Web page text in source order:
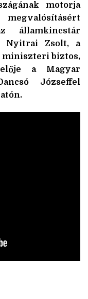
motorja
államkincstár
Nyitrai Zsolt, a
miniszteri biztos,
a Magyar
Józseffel